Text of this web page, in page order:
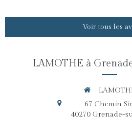
Voir tous les
LAMOTHE à
67 Chemin
40270 Grenade-